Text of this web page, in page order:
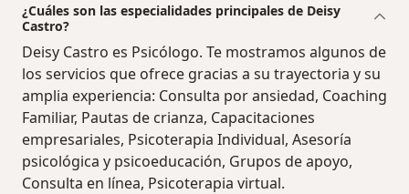
¿Cuáles son las especialidades principales de Deisy
Castro?
Deisy Castro es Psicólogo. Te mostramos algunos de
los servicios que ofrece gracias a su trayectoria y su
amplia experiencia: Consulta por ansiedad, Coaching
Familiar, Pautas de crianza, Capacitaciones
empresariales, Psicoterapia Individual, Asesoría
psicológica y psicoeducación, Grupos de apoyo,
Consulta en línea, Psicoterapia virtual.